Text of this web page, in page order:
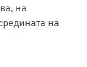
на
на